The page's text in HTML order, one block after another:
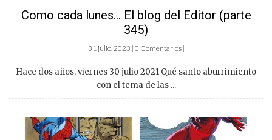
Como cada lunes… El blog del Editor (parte
345)
31 julio, 2023 | 0 Comentarios |
Hace dos años, viernes 30 julio 2021 Qué santo aburrimiento
con el tema de las ...